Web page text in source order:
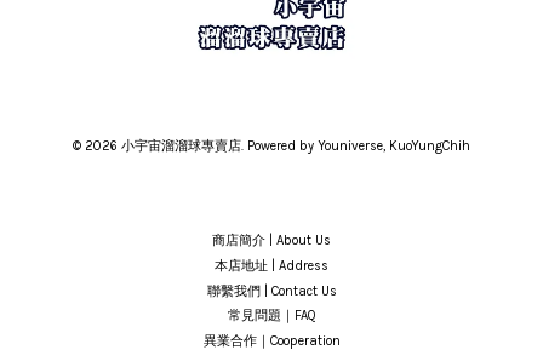
© 2026 小宇宙溜溜球專賣店. Powered by Youniverse, KuoYungChih
商店簡介 | About Us
本店地址 | Address
聯繫我們 | Contact Us
常見問題｜FAQ
異業合作｜Cooperation